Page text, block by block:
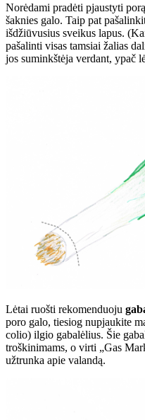
Norėdami pradėti pjaustyti
šaknies galo. Taip pat
išdžiūvusius sveikus lapus.
pašalinti visas tamsiai žalias
jos suminkštėja verdant, ypač
Lėtai ruošti rekomenduoju
poro galo, tiesiog nupjaukite
colio) ilgio gabalėlius. Šie
troškinimams, o virti „Gas
užtrunka apie valandą.